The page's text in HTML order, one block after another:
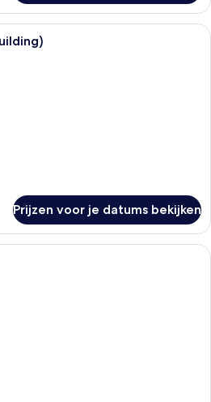
Een hotelkamer met een bank, een
Prijzen voor je datums bekijken
Een hotelkamer met een bed, een